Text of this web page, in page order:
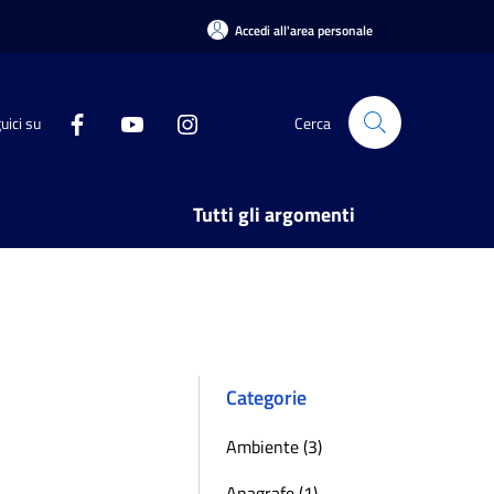
Accedi all'area personale
su Cerca
Tutti gli argomenti
Categorie
Ambiente (3)